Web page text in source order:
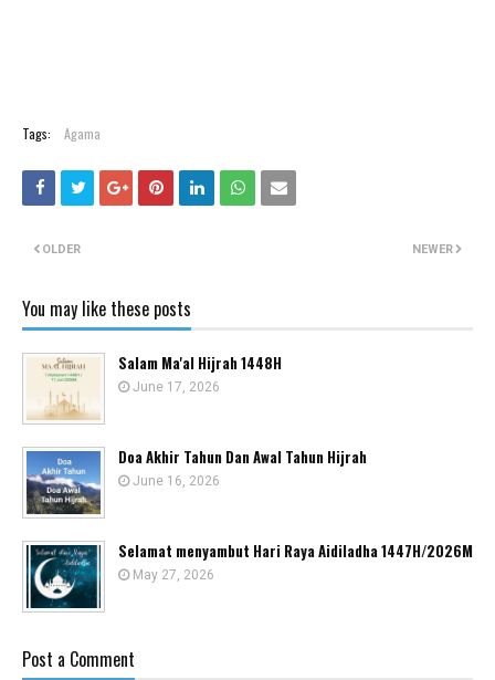
Tags: Agama
NEWER
OLDER
You may like these posts
Salam Ma'al Hijrah 1448H
June 17, 2026
Doa Akhir Tahun Dan Awal Tahun Hijrah
June 16, 2026
Selamat menyambut Hari Raya Aidiladha 1447H/2026M
May 27, 2026
Post a Comment